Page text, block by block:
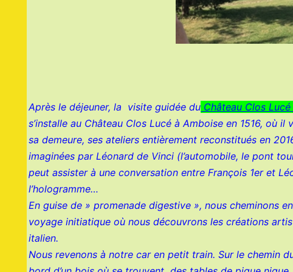
Après le déjeuner, la visite guidée du Château Clos
s’installe au Château Clos Lucé à Amboise en 1516, où
sa demeure, ses ateliers entièrement reconstitués en
imaginées par Léonard de Vinci (l’automobile, le pont
peut assister à une conversation entre François 1er et
l’hologramme…
En guise de » promenade digestive », nous cheminons
voyage initiatique où nous découvrons les créations
italien.
Nous revenons à notre car en petit train. Sur le chemin